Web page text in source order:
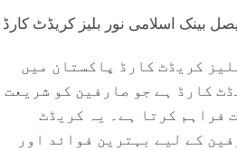
بینک اسلامی نور بلیز کریڈٹ کارڈ
کریڈٹ کارڈ پاکستان میں
کارڈ ہے جو صارفین کو شریعت
فراہم کرتا ہے۔ یہ کریڈٹ
کے لیے بہترین فوائد اور